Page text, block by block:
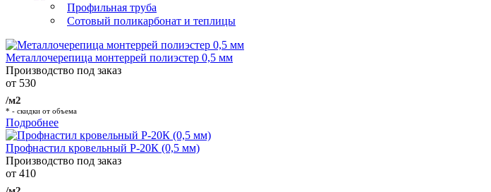
Профильная труба
Сотовый поликарбонат и теплицы
Металлочерепица монтеррей полиэстер 0,5 мм
Производство под заказ
от 530
/м2
* - скидки от объема
Подробнее
Профнастил кровельный Р-20К (0,5 мм)
Производство под заказ
от 410